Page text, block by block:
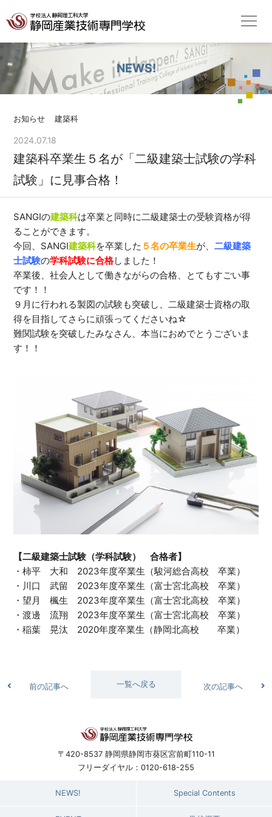
NEWS!
お知らせ 建築科
2024.07.18
建築科卒業生５名が「二級建築士試験の学科
試験」に見事合格！
SANGIの建築科は卒業と同時に二級建築士の受験資格が得
ることができます。
今回、 SANGI建築科を卒業した ５名の卒業生が、二級建築
士試験の学科試験に合格しました！
卒業後、社会人として働きながらの合格、とてもすごい事
です！！
９月に行われる製図の試験も突破し、二級建築士資格の取
得を目指してさらに頑張ってくださいね☆
難関試験を突破したみなさん、本当におめでとうございま
す！！
【二級建築士試験（学科試験） 合格者】
・柿平 大和 2023年度卒業生（駿河総合高校 卒業）
・川口 武留 2023年度卒業生（富士宮北高校 卒業）
・望月 楓生 2023年度卒業生（富士宮北高校 卒業）
・渡邊 流翔 2023年度卒業生（富士宮北高校 卒業）
・稲葉 晃汰 2020年度卒業生（静岡北高校 卒業）
前の記事へ 次の記事へ
一覧へ戻る
〒420-8537 静岡県静岡市葵区宮前町110-11
フリーダイヤル：0120-618-255
NEWS! Special Contents